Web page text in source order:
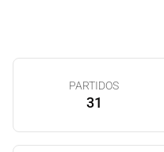
PARTIDOS
31